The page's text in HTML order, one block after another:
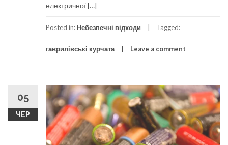
електричної […]
Posted in: Небезпечні відходи Tagged:
гаврилівські курчата Leave a comment
05
ЧЕР